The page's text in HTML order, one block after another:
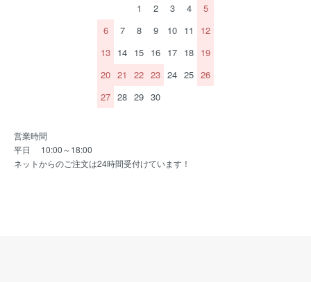
1
2 3 4
5
6
7 8 9 10 11
12
13 14 15 16 17 18 19
20 21 22 23 24 25 26
27 28 29 30
営業時間
平日 10:00～18:00
ネットからのご注文は24時間受付けています！